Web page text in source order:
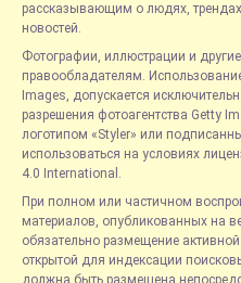
рассказывающим о людях, трендах
новостей.
Фотографии, иллюстрации и
правообладателям.
Images, допускается
разрешения фотоагентства Getty
логотипом «Styler» или
использоваться на условиях
4.0 International.
При полном или частичном
материалов, опубликованных на
обязательно размещение
открытой для индексации